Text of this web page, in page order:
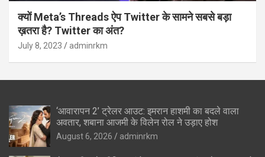
क्यों Meta’s Threads ऐप Twitter के सामने सबसे बड़ा
ख़तरा है? Twitter का अंत?
July 8, 2023 adminrkm
‘आवारापन 2’ ट्रेलर आउट: इमरान हाशमी का बदले वाला
अवतार, शबाना आजमी के विलेन रोल ने उड़ाए होश
August 6, 2026 adminrkm